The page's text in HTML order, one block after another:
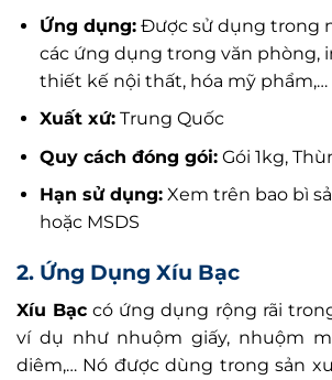
Ứng dụng:Được sử dụng trong
các ứng dụng trong văn phòng,
thiết kế nội thất, hóa mỹ phẩm,…
Xuất xứ:Trung Quốc
Quy cách đóng gói:Gói 1kg,
Hạn sử dụng:Xem trên bao bì
hoặc MSDS
2. Ứng Dụng Xíu Bạc
Xíu Bạc có ứng dụng rộng rãi
ví dụ như nhuộm giấy, nhuộm
diêm,… Nó được dùng trong sản